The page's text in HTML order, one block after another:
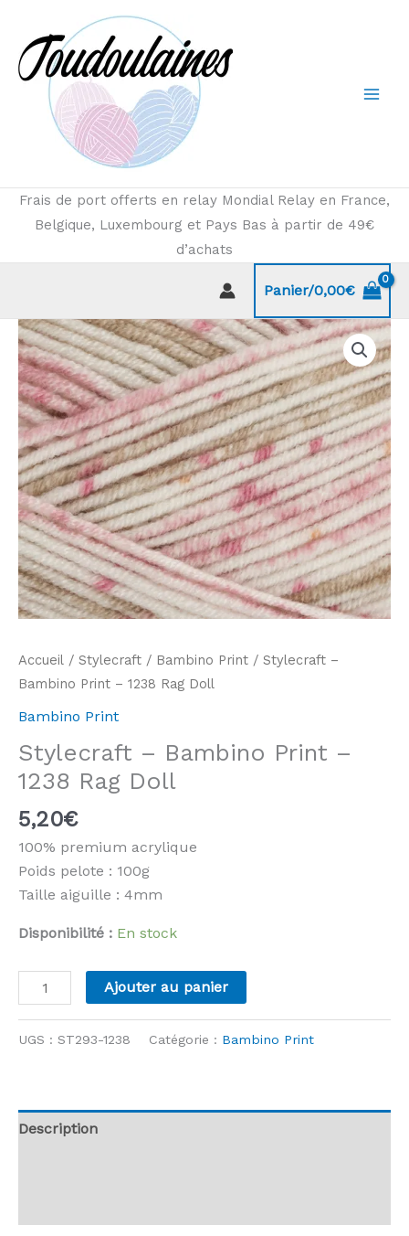
contenu
Frais de port offerts en relay Mondial Relay en France,
Belgique, Luxembourg et Pays Bas à partir de 49€
d’achats
Panier/0,00€
Accueil / Stylecraft / Bambino Print / Stylecraft –
Bambino Print – 1238 Rag Doll
Bambino Print
Stylecraft – Bambino Print –
1238 Rag Doll
5,20€
100% premium acrylique
Poids pelote : 100g
Taille aiguille : 4mm
Disponibilité : En stock
quantité
de
-
Ajouter au panier
UGS : ST293-1238 Catégorie : Bambino Print
Description